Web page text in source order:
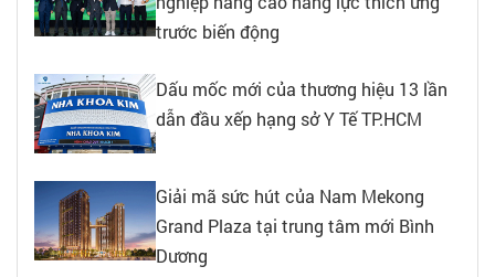
trước biến động
Dấu mốc mới của thương hiệu 13 lần
dẫn đầu xếp hạng sở Y Tế TP.HCM
Giải mã sức hút của Nam Mekong
Grand Plaza tại trung tâm mới Bình
Dương